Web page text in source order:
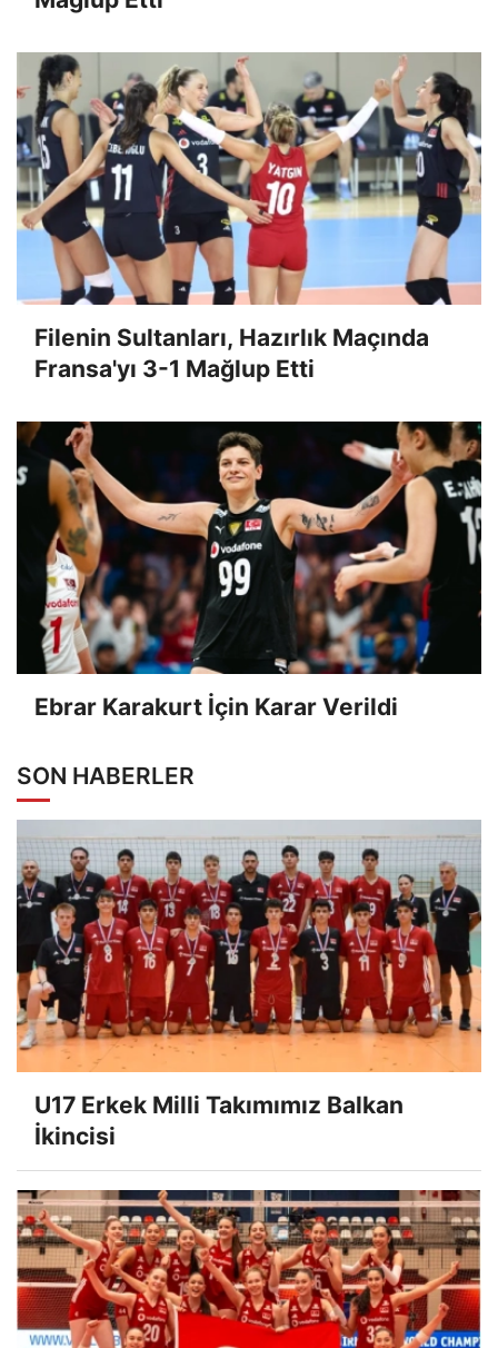
U17 Kız Milli Takımımız Mısır'ı 3-0
Mağlup Etti
Filenin Sultanları, Hazırlık Maçında
Fransa'yı 3-1 Mağlup Etti
Ebrar Karakurt İçin Karar Verildi
SON HABERLER
U17 Erkek Milli Takımımız Balkan